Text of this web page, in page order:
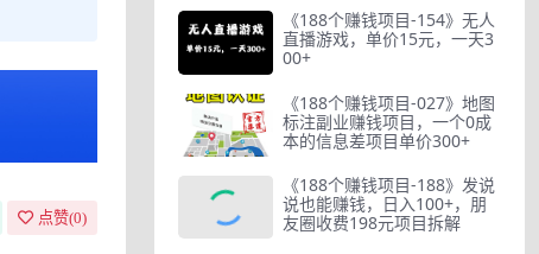
点赞(0)
《188个赚钱项目-154》无人
直播游戏，单价15元，一天3
00+
《188个赚钱项目-027》地图
标注副业赚钱项目，一个0成
本的信息差项目单价300+
《188个赚钱项目-188》发说
说也能赚钱，日入100+，朋
友圈收费198元项目拆解